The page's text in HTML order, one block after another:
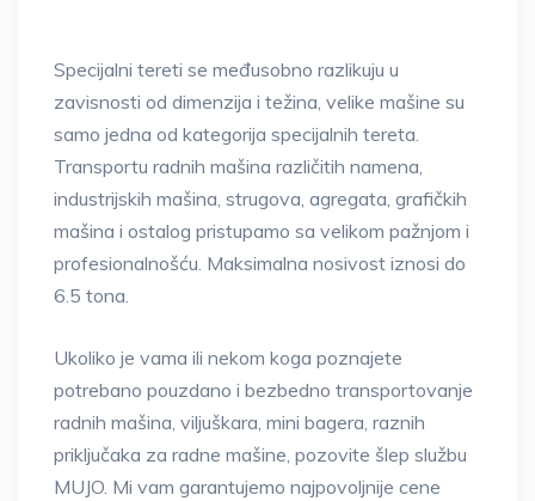
Specijalni tereti se međusobno razlikuju u
zavisnosti od dimenzija i težina, velike mašine su
samo jedna od kategorija specijalnih tereta.
Transportu radnih mašina različitih namena,
industrijskih mašina, strugova, agregata, grafičkih
mašina i ostalog pristupamo sa velikom pažnjom i
profesionalnošću. Maksimalna nosivost iznosi do
6.5 tona.
Ukoliko je vama ili nekom koga poznajete
potrebano pouzdano i bezbedno transportovanje
radnih mašina, viljuškara, mini bagera, raznih
priključaka za radne mašine, pozovite šlep službu
MUJO. Mi vam garantujemo najpovoljnije cene